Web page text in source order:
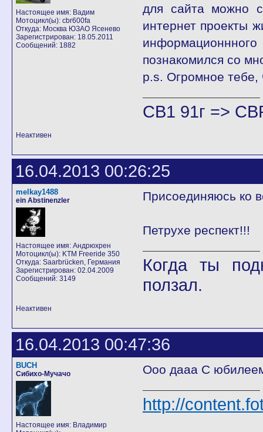
Настоящее имя: Вадим
Мотоцикл(ы): cbr600fa
Откуда: Москва ЮЗАО Ясенево
Зарегистрирован: 18.05.2011
Сообщений: 1882
для сайта можно
интернет проекты
познакомился со
p.s. Огромное
CB1 91г =>
Неактивен
16.04.2013 00:26:25
melkay1488
ein Abstinenzler
Настоящее имя: Андрюхрен
Мотоцикл(ы): KTM Freeride 350
Откуда: Saarbrücken, Германия
Зарегистрирован: 02.04.2009
Сообщений: 3149
Присоединяюсь ко
Петрухе респект!!!
Когда ты
ползал.
Неактивен
16.04.2013 00:47:36
BUCH
Сибихо-Мучачо
Настоящее имя: Владимир
Ооо дааа С
http://